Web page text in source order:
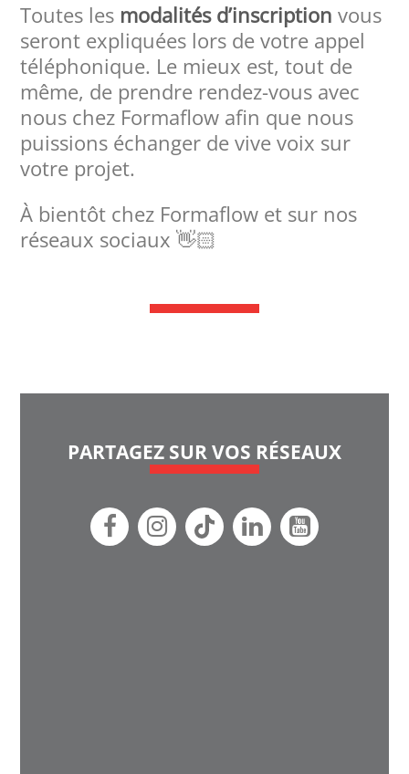
Toutes les modalités d’inscription vous
seront expliquées lors de votre appel
téléphonique. Le mieux est, tout de
même, de prendre rendez-vous avec
nous chez Formaflow afin que nous
puissions échanger de vive voix sur
votre projet.
À bientôt chez Formaflow et sur nos
réseaux sociaux 👋🏻
PARTAGEZ SUR VOS RÉSEAUX